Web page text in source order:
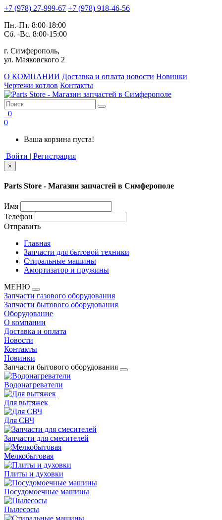
+7 (978) 27-999-67 +7 (978) 918-46-56
Пн.-Пт. 8:00-18:00
Сб. -Вс. 8:00-15:00
г. Симферополь,
ул. Маяковского 2
О КОМПАНИИ Доставка и оплата новости Новинки
Чертежи котлов Контакты
0
0
Ваша корзина пуста!
Войти | Регистрация
×
Parts Store - Магазин запчастей в Симферополе
Имя
Телефон
Отправить
Главная
Запчасти для бытовой техники
Стиральные машины
Амортизатор и пружины
МЕНЮ
Запчасти газового оборудования
Запчасти бытового оборудования
Оборудование
О компании
Доставка и оплата
Новости
Контакты
Новинки
Запчасти бытового оборудования
Водонагреватели
Для вытяжек
Для СВЧ
Запчасти для смесителей
Мелкобытовая
Плиты и духовки
Посудомоечные машины
Пылесосы